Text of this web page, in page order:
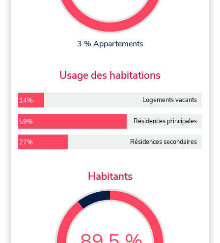
3 % Appartements
Usage des habitations
14% Logements vacants
59% Résidences principales
27% Résidences secondaires
Habitants